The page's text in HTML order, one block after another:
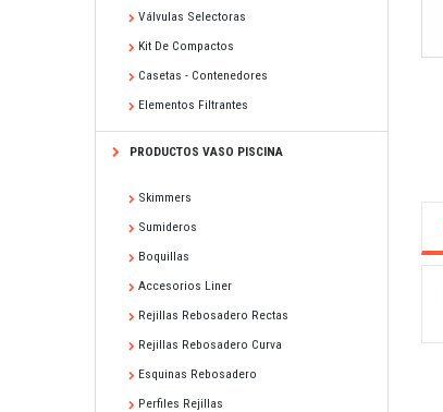
Válvulas Selectoras
Kit De Compactos
Casetas - Contenedores
Elementos Filtrantes
PRODUCTOS VASO PISCINA
Skimmers
Sumideros
Boquillas
Accesorios Liner
Rejillas Rebosadero Rectas
Rejillas Rebosadero Curva
Esquinas Rebosadero
Perfiles Rejillas